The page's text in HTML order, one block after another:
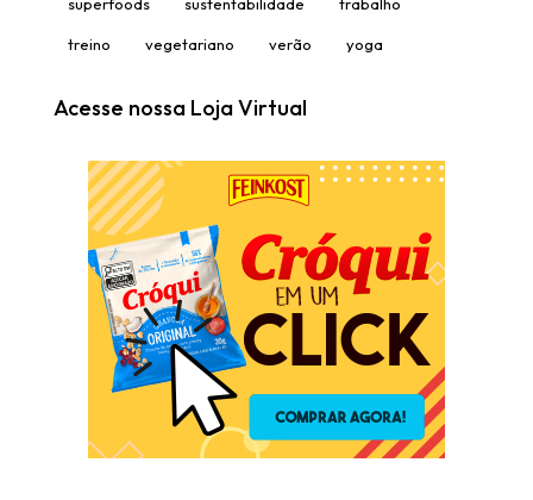
treino vegetariano verão yoga
Acesse nossa Loja Virtual